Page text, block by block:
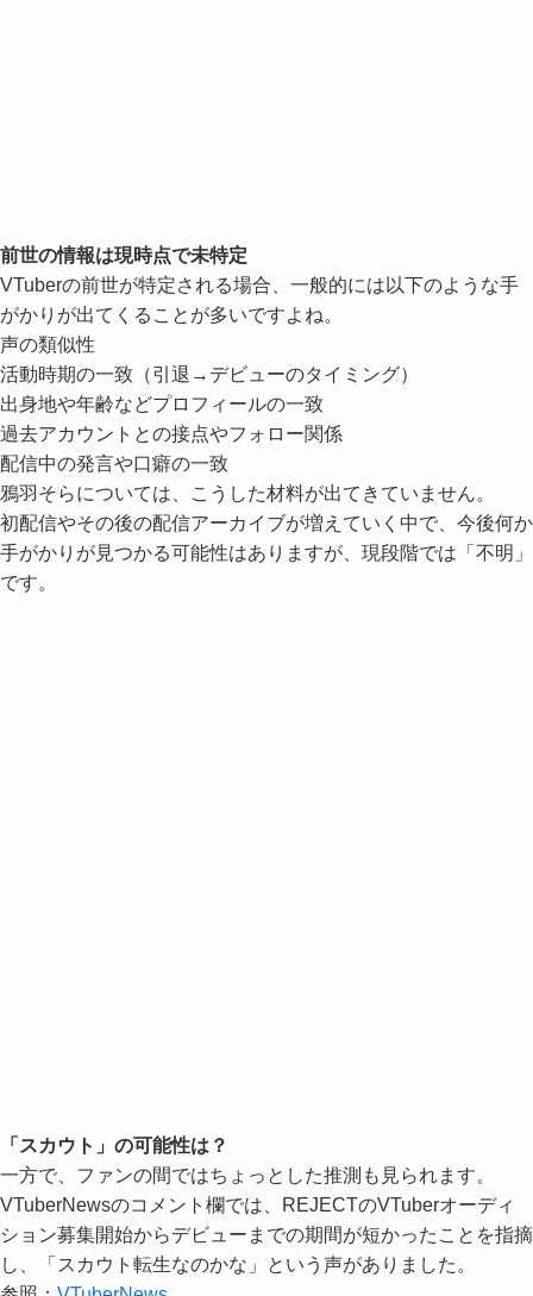
前世の情報は現時点で未特定
VTuberの前世が特定される場合、一般的には以下のような手
がかりが出てくることが多いですよね。
声の類似性
活動時期の一致（引退→デビューのタイミング）
出身地や年齢などプロフィールの一致
過去アカウントとの接点やフォロー関係
配信中の発言や口癖の一致
鴉羽そらについては、こうした材料が出てきていません。
初配信やその後の配信アーカイブが増えていく中で、今後何か
手がかりが見つかる可能性はありますが、現段階では「不明」
です。
「スカウト」の可能性は？
一方で、ファンの間ではちょっとした推測も見られます。
VTuberNewsのコメント欄では、REJECTのVTuberオーディ
ション募集開始からデビューまでの期間が短かったことを指摘
し、「スカウト転生なのかな」という声がありました。
参照： VTuberNews